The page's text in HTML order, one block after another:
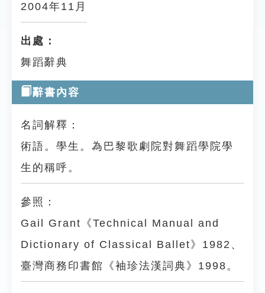
2004年11月
出處：
舞蹈辭典
辭書內容
名詞解釋：
術語。學生。為巴黎歌劇院對舞蹈學院學
生的稱呼。
參照：
Gail Grant《Technical Manual and
Dictionary of Classical Ballet》1982、
臺灣商務印書館《袖珍法漢詞典》1998。